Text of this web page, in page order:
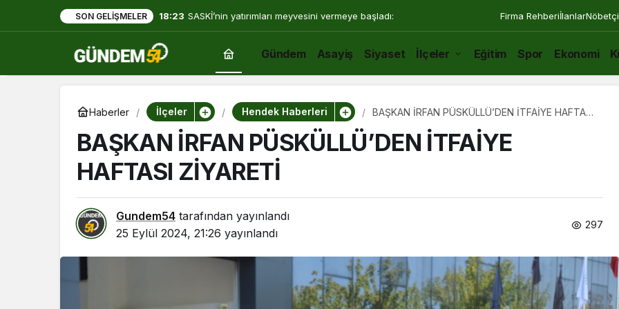
SON GELIŞMELER 18:22 Sakarya’da 3 mahalle daha futbol, voleybol ve basketbol Firma Rehberiİlanlar
Gündem Asayiş Siyaset İlçeler Eğitim Spor Ekonomi
Haberler İlçeler Hendek Haberleri
BAŞKAN İRFAN PÜSKÜLLÜ’DEN İTFAİYE HAFTASI
BAŞKAN İRFAN PÜSKÜLLÜ’DEN İTFAİYE
HAFTASI ZİYARETİ
Gundem54 tarafından yayınlandı
25 Eylül 2024, 21:26 yayınlandı
297